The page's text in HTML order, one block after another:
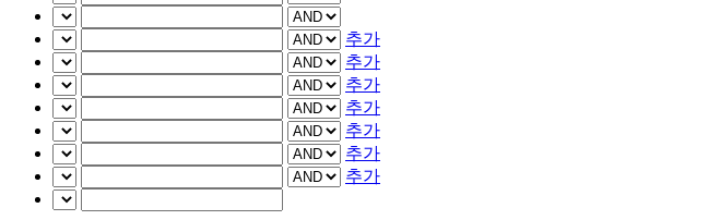
추가
추가
추가
추가
추가
추가
추가